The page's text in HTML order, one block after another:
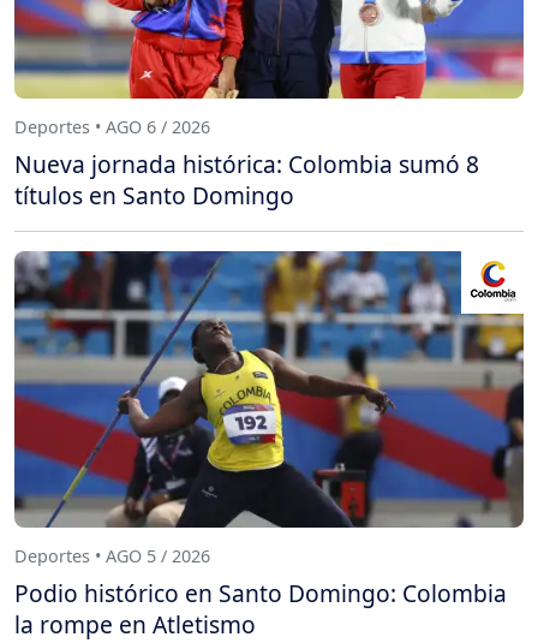
Deportes • AGO 6 / 2026
Nueva jornada histórica: Colombia sumó 8
títulos en Santo Domingo
Deportes • AGO 5 / 2026
Podio histórico en Santo Domingo: Colombia
la rompe en Atletismo